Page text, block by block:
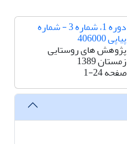
دوره 1، شماره 3 - شماره
پیاپی 406000
پژوهش های روستایی
زمستان 1389
صفحه1-24